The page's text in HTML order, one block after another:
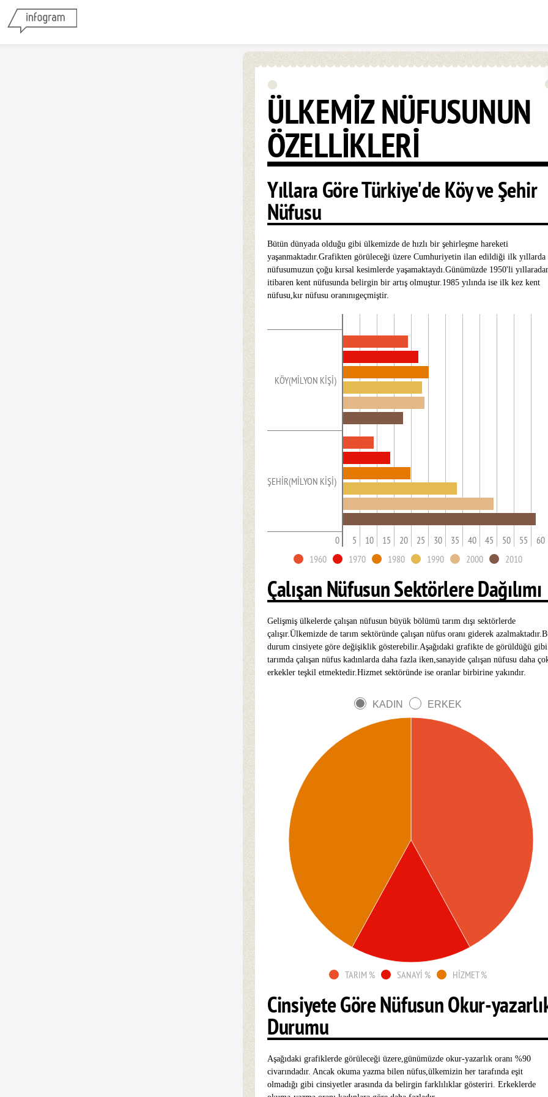
ÜLKEMİZ NÜFUSUNUN
ÖZELLİKLERİ
Yıllara Göre Türkiye'de Köy ve Şehir
Nüfusu
Bütün dünyada olduğu gibi ülkemizde de hızlı bir şehirleşme hareketi
yaşanmaktadır.Grafikten görüleceği üzere Cumhuriyetin ilan edildiği ilk yıllarda
nüfusumuzun çoğu kırsal kesimlerde yaşamaktaydı.Günümüzde 1950'li
itibaren kent nüfusunda belirgin bir artış olmuştur.1985 yılında ise ilk kez kent
nüfusu,kır nüfusu oranınıgeçmiştir.
KÖY(MİLYON KİŞİ)
ŞEHİR(MİLYON KİŞİ)
0 5 10 15 20 25 30 35 40 45 50 55
60
1960
1970 1980 1990 2000 2010
Çalışan Nüfusun Sektörlere Dağılımı
Gelişmiş ülkelerde çalışan nüfusun büyük bölümü tarım dışı sektörlerde
çalışır.Ülkemizde de tarım sektöründe çalışan nüfus oranı giderek
durum cinsiyete göre değişiklik gösterebilir.Aşağıdaki grafikte de görüldüğü gibi
tarımda çalışan nüfus kadınlarda daha fazla iken,sanayide çalışan nüfusu daha
erkekler teşkil etmektedir.Hizmet sektöründe ise oranlar birbirine yakındır.
KADIN ERKEK
TARIM % SANAYİ % HİZMET %
Cinsiyete Göre Nüfusun Okur-
Durumu
Aşağıdaki grafiklerde görüleceği üzere,günümüzde okur-yazarlık oranı %90
civarındadır. Ancak okuma yazma bilen nüfus,ülkemizin her tarafında eşit
olmadığı gibi cinsiyetler arasında da belirgin farklılıklar gösteriri. Erkeklerde